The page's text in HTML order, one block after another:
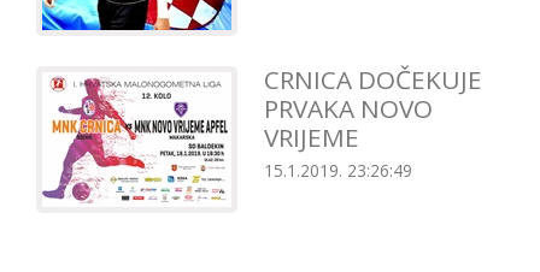
CRNICA DOČEKUJE
PRVAKA NOVO
VRIJEME
15.1.2019. 23:26:49